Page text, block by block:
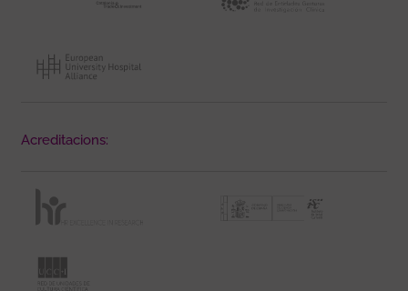
Acreditacions: